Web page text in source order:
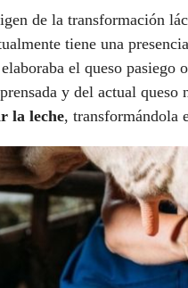
de la transformación
tiene una
el queso pasiego
y del actual queso
la leche, transformándola